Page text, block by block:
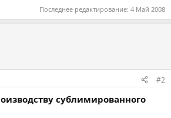
Последнее редактирование: 4 Май 2008
#2
сублимированного